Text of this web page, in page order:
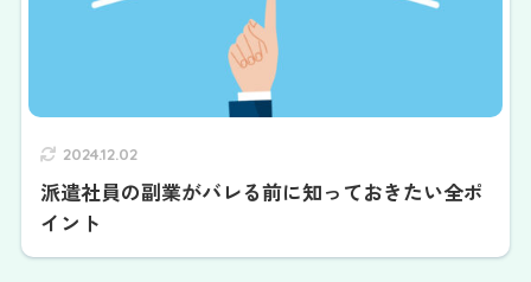
2024.12.02
派遣社員の副業がバレる前に知っておきたい全ポ
イント